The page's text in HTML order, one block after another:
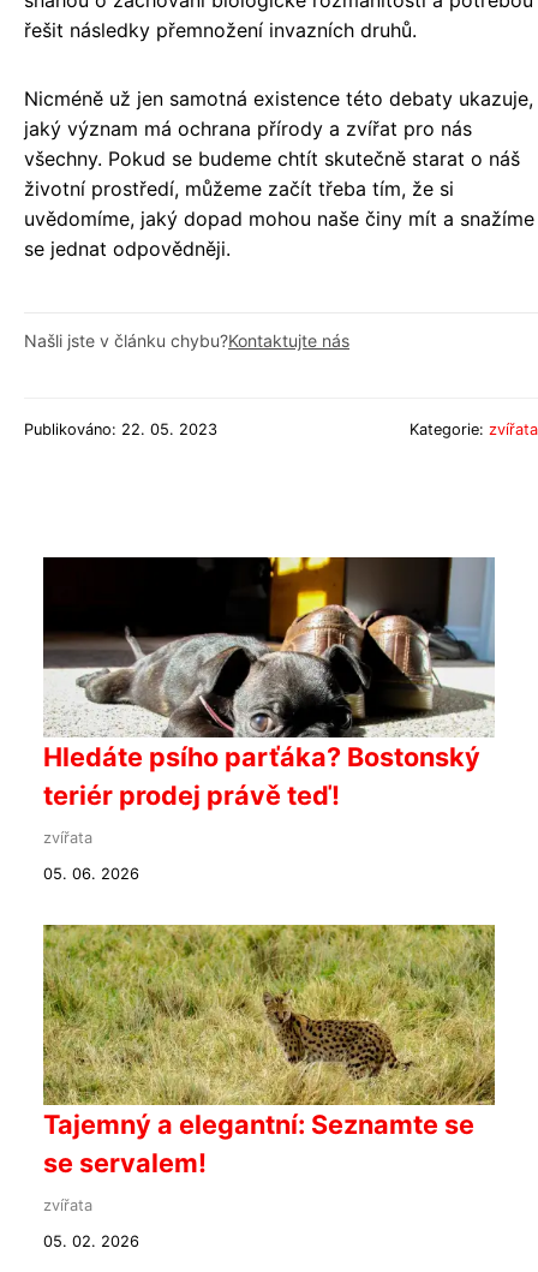
řešit následky přemnožení invazních druhů.
Nicméně už jen samotná existence této debaty ukazuje,
jaký význam má ochrana přírody a zvířat pro nás
všechny. Pokud se budeme chtít skutečně starat o náš
životní prostředí, můžeme začít třeba tím, že si
uvědomíme, jaký dopad mohou naše činy mít a snažíme
se jednat odpovědněji.
Našli jste v článku chybu?Kontaktujte nás
Publikováno: 22. 05. 2023 Kategorie: zvířata
Hledáte psího parťáka? Bostonský
teriér prodej právě teď!
zvířata
05. 06. 2026
Tajemný a elegantní: Seznamte se
se servalem!
zvířata
05. 02. 2026